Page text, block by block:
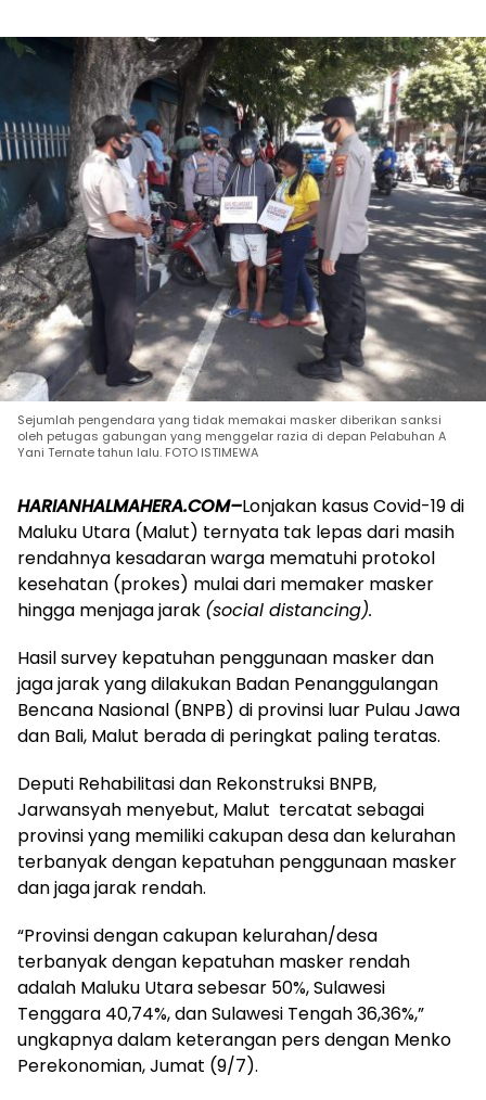
Sejumlah pengendara yang tidak memakai masker diberikan sanksi
oleh petugas gabungan yang menggelar razia di depan Pelabuhan A
Yani Ternate tahun lalu. FOTO ISTIMEWA
HARIANHALMAHERA.COM–Lonjakan kasus Covid-19 di
Maluku Utara (Malut) ternyata tak lepas dari masih
rendahnya kesadaran warga mematuhi protokol
kesehatan (prokes) mulai dari memaker masker
hingga menjaga jarak (social distancing).
Hasil survey kepatuhan penggunaan masker dan
jaga jarak yang dilakukan Badan Penanggulangan
Bencana Nasional (BNPB) di provinsi luar Pulau Jawa
dan Bali, Malut berada di peringkat paling teratas.
Deputi Rehabilitasi dan Rekonstruksi BNPB,
Jarwansyah menyebut, Malut tercatat sebagai
provinsi yang memiliki cakupan desa dan kelurahan
terbanyak dengan kepatuhan penggunaan masker
dan jaga jarak rendah.
“Provinsi dengan cakupan kelurahan/desa
terbanyak dengan kepatuhan masker rendah
adalah Maluku Utara sebesar 50%, Sulawesi
Tenggara 40,74%, dan Sulawesi Tengah 36,36%,”
ungkapnya dalam keterangan pers dengan Menko
Perekonomian, Jumat (9/7).